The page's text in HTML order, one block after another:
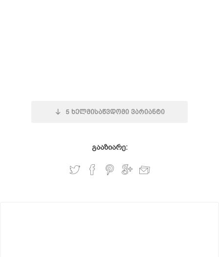
5 ხელმისაწვდომი ვარიანტი
გააზიარე: